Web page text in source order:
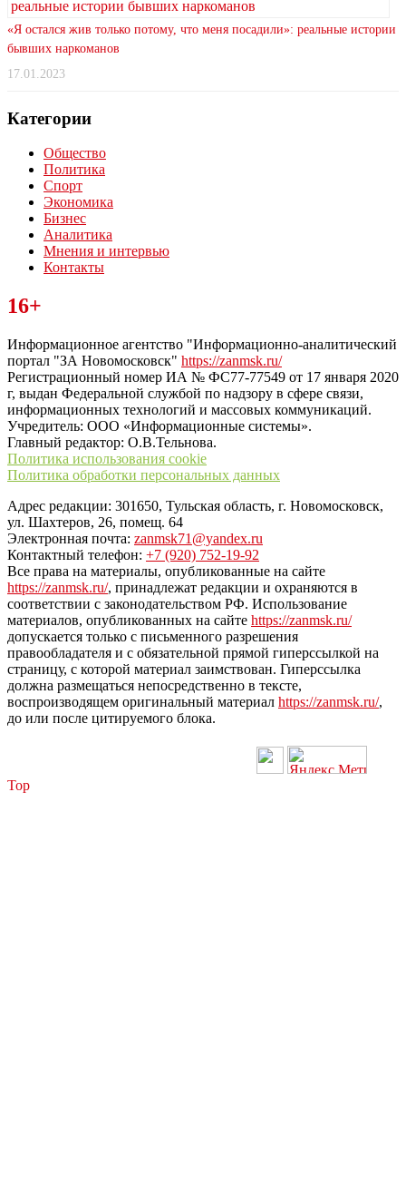
«Я остался жив только потому, что меня посадили»: реальные истории
бывших наркоманов
17.01.2023
Категории
Общество
Политика
Спорт
Экономика
Бизнес
Аналитика
Мнения и интервью
Контакты
Читайте последние новости дня в Тульской области на сайте
“ЗаНовомосковск”
16+
Информационное агентство "Информационно-аналитический
портал "ЗА Новомосковск" https://zanmsk.ru/
Регистрационный номер ИА № ФС77-77549 от 17 января 2020
г, выдан Федеральной службой по надзору в сфере связи,
информационных технологий и массовых коммуникаций.
Учредитель: ООО «Информационные системы».
Главный редактор: О.В.Тельнова.
Политика использования cookie
Политика обработки персональных данных
Адрес редакции: 301650, Тульская область, г. Новомосковск,
ул. Шахтеров, 26, помещ. 64
Электронная почта: zanmsk71@yandex.ru
Контактный телефон: +7 (920) 752-19-92
Все права на материалы, опубликованные на сайте
https://zanmsk.ru/, принадлежат редакции и охраняются в
соответствии с законодательством РФ. Использование
материалов, опубликованных на сайте https://zanmsk.ru/
допускается только с письменного разрешения
правообладателя и с обязательной прямой гиперссылкой на
страницу, с которой материал заимствован. Гиперссылка
должна размещаться непосредственно в тексте,
воспроизводящем оригинальный материал https://zanmsk.ru/,
до или после цитируемого блока.
Top